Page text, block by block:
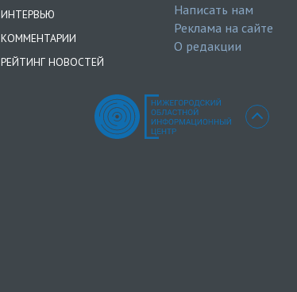
ИНТЕРВЬЮ
КОММЕНТАРИИ
РЕЙТИНГ НОВОСТЕЙ
Написать нам
Реклама на сайте
О редакции